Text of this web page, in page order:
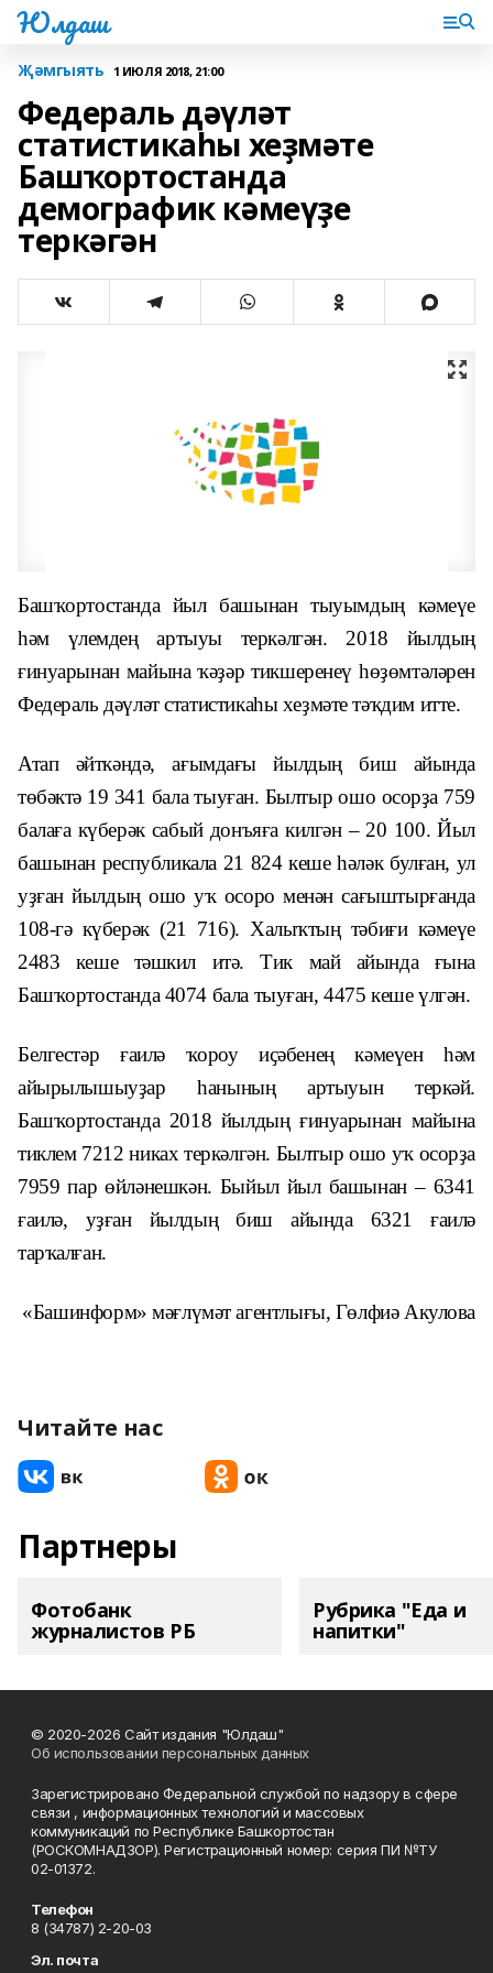
Юлдаш
Җәмгыять 1 ИЮЛЯ 2018, 21:00
Федераль дәүләт
статистикаһы хеҙмәте
Башҡортостанда
демографик кәмеүҙе
теркәгән
Башҡортостанда йыл башынан тыуымдың кәмеүе
һәм үлемдең артыуы теркәлгән. 2018 йылдың
ғинуарынан майына ҡәҙәр тикшеренеү һөҙөмтәләрен
Федераль дәүләт статистикаһы хеҙмәте тәҡдим итте.
Атап әйткәндә, ағымдағы йылдың биш айында
төбәктә 19 341 бала тыуған. Былтыр ошо осорҙа 759
балаға күберәк сабый донъяға килгән – 20 100. Йыл
башынан республикала 21 824 кеше һәләк булған, ул
уҙған йылдың ошо уҡ осоро менән сағыштырғанда
108-гә күберәк (21 716). Халыҡтың тәбиғи кәмеүе
2483 кеше тәшкил итә. Тик май айында ғына
Башҡортостанда 4074 бала тыуған, 4475 кеше үлгән.
Белгестәр ғаилә ҡороу иҫәбенең кәмеүен һәм
айырылышыуҙар һанының артыуын теркәй.
Башҡортостанда 2018 йылдың ғинуарынан майына
тиклем 7212 никах теркәлгән. Былтыр ошо уҡ осорҙа
7959 пар өйләнешкән. Быйыл йыл башынан – 6341
ғаилә, уҙған йылдың биш айында 6321 ғаилә
тарҡалған.
«Башинформ» мәғлүмәт агентлығы, Гөлфиә Акулова
Читайте нас
Партнеры
Фотобанк
журналистов РБ
Рубрика "Еда и
напитки"
© 2020-2026 Сайт издания "Юлдаш"
Об использовании персональных данных
Зарегистрировано Федеральной службой по надзору в сфере
связи , информационных технологий и массовых
коммуникаций по Республике Башкортостан
(РОСКОМНАДЗОР). Регистрационный номер: серия ПИ №ТУ
02-01372.
Телефон
8 (34787) 2-20-03
Эл. почта